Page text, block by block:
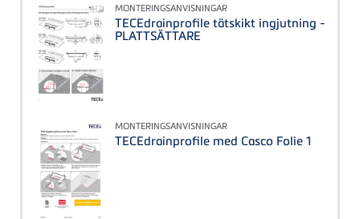
MONTERINGSANVISNINGAR
TECEdrainprofile tätskikt ingjutning -
PLATTSÄTTARE
MONTERINGSANVISNINGAR
TECEdrainprofile med Casco Folie 1